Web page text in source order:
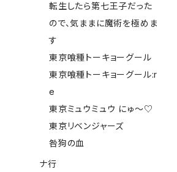
転生したら第七王子だった
ので、気ままに魔術を極めま
す
東京喰種トーキョーグール
東京喰種トーキョーグール:r
e
東京ミュウミュウ にゅ～♡
東京リベンジャーズ
咎狗の血
ナ行